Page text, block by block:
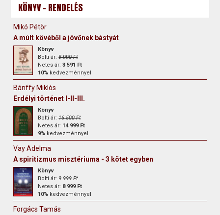
KÖNYV - RENDELÉS
Mikó Pétör
A múlt kövéből a jövőnek bástyát
Könyv
Bolti ár:3 990 Ft
Netes ár:3 591 Ft
10% kedvezménnyel
Bánffy Miklós
Erdélyi történet I-II-III.
Könyv
Bolti ár:16 500 Ft
Netes ár: 14 999 Ft
9% kedvezménnyel
Vay Adelma
A spiritizmus misztériuma - 3 kötet egyben
Könyv
Bolti ár:9 999 Ft
Netes ár: 8 999 Ft
10% kedvezménnyel
Forgács Tamás